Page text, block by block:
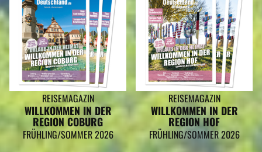
REISEMAGAZIN
WILLKOMMEN IN DER
REGION COBURG
FRÜHLING/SOMMER 2026
REISEMAGAZIN
WILLKOMMEN IN DER
REGION HOF
FRÜHLING/SOMMER 2026